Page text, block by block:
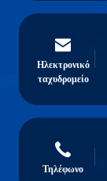
Ηλεκτρονικό
ταχυδρομείο
Τηλέφωνο